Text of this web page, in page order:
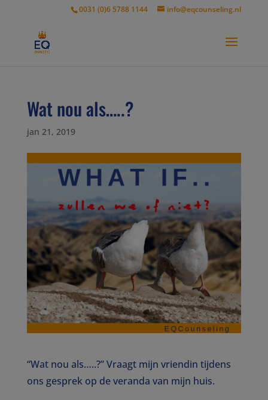
0031 (0)6 5788 1144 info@eqcounseling.nl
Wat nou als…..?
jan 21, 2019
“Wat nou als…..?” Vraagt mijn vriendin tijdens
ons gesprek op de veranda van mijn huis.
modal-check